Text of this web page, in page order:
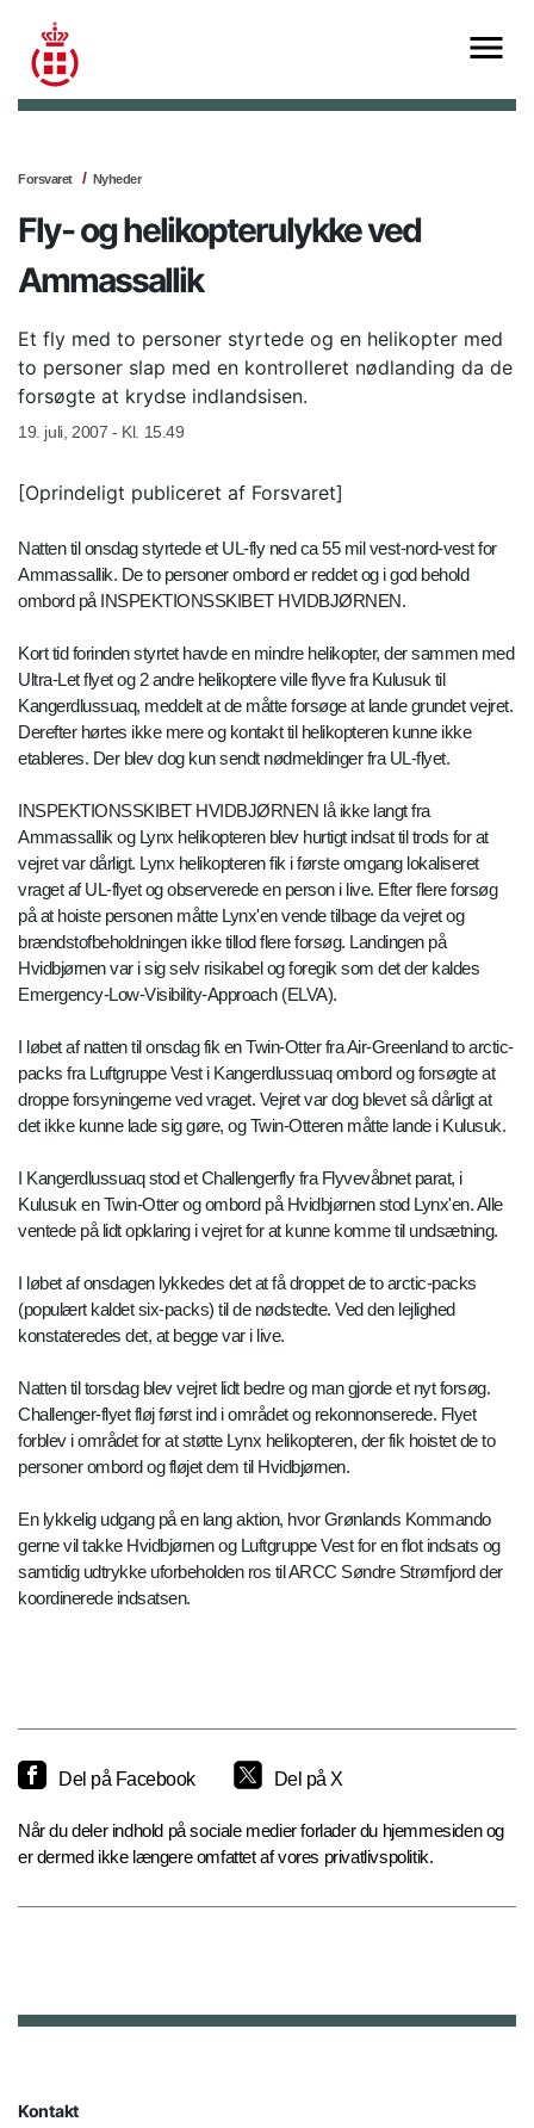
Forsvaret Nyheder
Fly- og helikopterulykke ved
Ammassallik
Et fly med to personer styrtede og en helikopter med
to personer slap med en kontrolleret nødlanding da de
forsøgte at krydse indlandsisen.
19. juli, 2007 - Kl. 15.49
[Oprindeligt publiceret af Forsvaret]
Natten til onsdag styrtede et UL-fly ned ca 55 mil vest-nord-vest for
Ammassallik. De to personer ombord er reddet og i god behold
ombord på INSPEKTIONSSKIBET HVIDBJØRNEN.
Kort tid forinden styrtet havde en mindre helikopter, der sammen med
Ultra-Let flyet og 2 andre helikoptere ville flyve fra Kulusuk til
Kangerdlussuaq, meddelt at de måtte forsøge at lande grundet vejret.
Derefter hørtes ikke mere og kontakt til helikopteren kunne ikke
etableres. Der blev dog kun sendt nødmeldinger fra UL-flyet.
INSPEKTIONSSKIBET HVIDBJØRNEN lå ikke langt fra
Ammassallik og Lynx helikopteren blev hurtigt indsat til trods for at
vejret var dårligt. Lynx helikopteren fik i første omgang lokaliseret
vraget af UL-flyet og observerede en person i live. Efter flere forsøg
på at hoiste personen måtte Lynx'en vende tilbage da vejret og
brændstofbeholdningen ikke tillod flere forsøg. Landingen på
Hvidbjørnen var i sig selv risikabel og foregik som det der kaldes
Emergency-Low-Visibility-Approach (ELVA).
I løbet af natten til onsdag fik en Twin-Otter fra Air-Greenland to arctic-
packs fra Luftgruppe Vest i Kangerdlussuaq ombord og forsøgte at
droppe forsyningerne ved vraget. Vejret var dog blevet så dårligt at
det ikke kunne lade sig gøre, og Twin-Otteren måtte lande i Kulusuk.
I Kangerdlussuaq stod et Challengerfly fra Flyvevåbnet parat, i
Kulusuk en Twin-Otter og ombord på Hvidbjørnen stod Lynx'en. Alle
ventede på lidt opklaring i vejret for at kunne komme til undsætning.
I løbet af onsdagen lykkedes det at få droppet de to arctic-packs
(populært kaldet six-packs) til de nødstedte. Ved den lejlighed
konstateredes det, at begge var i live.
Natten til torsdag blev vejret lidt bedre og man gjorde et nyt forsøg.
Challenger-flyet fløj først ind i området og rekonnonserede. Flyet
forblev i området for at støtte Lynx helikopteren, der fik hoistet de to
personer ombord og fløjet dem til Hvidbjørnen.
En lykkelig udgang på en lang aktion, hvor Grønlands Kommando
gerne vil takke Hvidbjørnen og Luftgruppe Vest for en flot indsats og
samtidig udtrykke uforbeholden ros til ARCC Søndre Strømfjord der
koordinerede indsatsen.
Del på Facebook Del på X
Når du deler indhold på sociale medier forlader du hjemmesiden og
er dermed ikke længere omfattet af vores privatlivspolitik.
Kontakt